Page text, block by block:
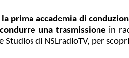
la prima accademia di
condurre una trasmissione in
Studios di NSLradioTV, per